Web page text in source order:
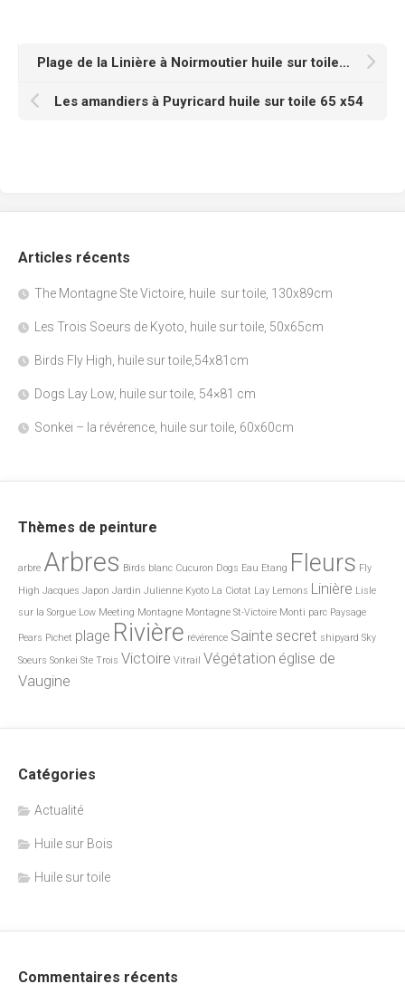
Plage de la Linière à Noirmoutier huile sur toile 65 x 54 cm
Les amandiers à Puyricard huile sur toile 65 x54
Articles récents
The Montagne Ste Victoire, huile sur toile, 130x89cm
Les Trois Soeurs de Kyoto, huile sur toile, 50x65cm
Birds Fly High, huile sur toile,54x81cm
Dogs Lay Low, huile sur toile, 54×81 cm
Sonkei – la révérence, huile sur toile, 60x60cm
Thèmes de peinture
arbre Arbres Birds blanc Cucuron Dogs Eau Etang Fleurs Fly
High Jacques Japon Jardin Julienne Kyoto La Ciotat Lay Lemons Linière Lisle
sur la Sorgue Low Meeting Montagne Montagne St-Victoire Monti parc Paysage
Pears Pichet plage Rivière révérence Sainte secret shipyard Sky
Soeurs Sonkei Ste Trois Victoire Vitrail Végétation église de
Vaugine
Catégories
Actualité
Huile sur Bois
Huile sur toile
Commentaires récents